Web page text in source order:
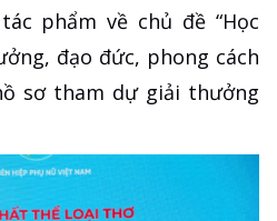
phẩm về chủ đề “Học
đạo đức, phong cách
sơ tham dự giải thưởng